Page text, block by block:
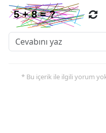
* Bu içerik ile ilgili yorum